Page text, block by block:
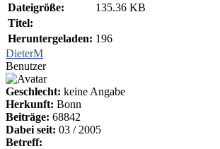
Dateigröße:
135.36 KB
Titel:
Heruntergeladen: 196
DieterM
Benutzer
Geschlecht: keine Angabe
Herkunft: Bonn
Beiträge: 68842
Dabei seit: 03 / 2005
Betreff: